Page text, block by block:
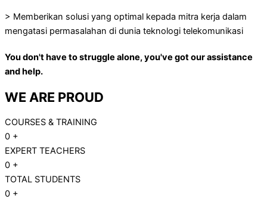
> Memberikan solusi yang optimal kepada mitra kerja dalam
mengatasi permasalahan di dunia teknologi telekomunikasi
You don't have to struggle alone, you've got our assistance
and help.
WE ARE PROUD
COURSES & TRAINING
0 +
EXPERT TEACHERS
0 +
TOTAL STUDENTS
0 +